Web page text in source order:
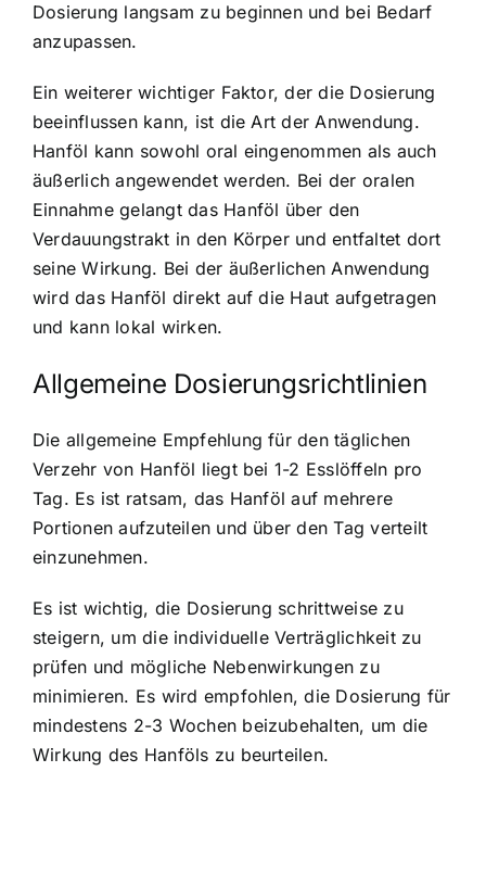
Dosierung langsam zu beginnen und bei Bedarf
anzupassen.
Ein weiterer wichtiger Faktor, der die Dosierung
beeinflussen kann, ist die Art der Anwendung.
Hanföl kann sowohl oral eingenommen als auch
äußerlich angewendet werden. Bei der oralen
Einnahme gelangt das Hanföl über den
Verdauungstrakt in den Körper und entfaltet dort
seine Wirkung. Bei der äußerlichen Anwendung
wird das Hanföl direkt auf die Haut aufgetragen
und kann lokal wirken.
Allgemeine Dosierungsrichtlinien
Die allgemeine Empfehlung für den täglichen
Verzehr von Hanföl liegt bei 1-2 Esslöffeln pro
Tag. Es ist ratsam, das Hanföl auf mehrere
Portionen aufzuteilen und über den Tag verteilt
einzunehmen.
Es ist wichtig, die Dosierung schrittweise zu
steigern, um die individuelle Verträglichkeit zu
prüfen und mögliche Nebenwirkungen zu
minimieren. Es wird empfohlen, die Dosierung für
mindestens 2-3 Wochen beizubehalten, um die
Wirkung des Hanföls zu beurteilen.